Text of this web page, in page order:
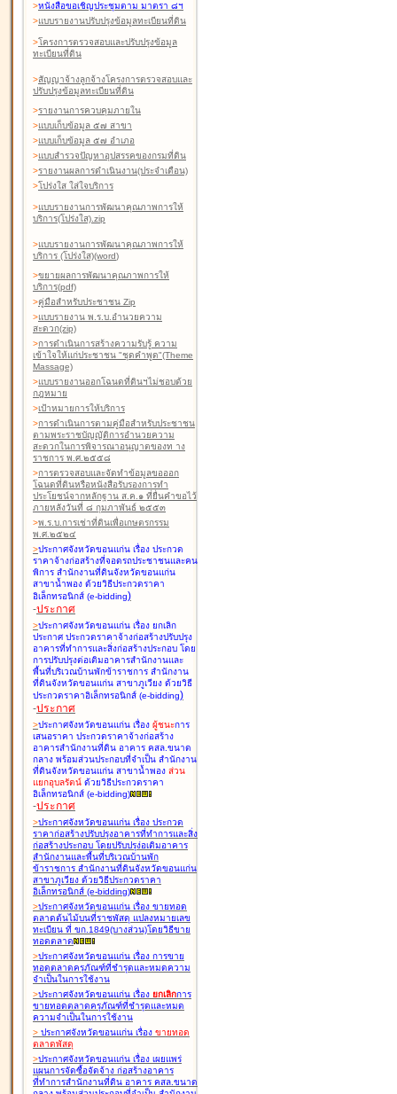
>หนังสือขอเชิญประชุมตาม มาตรา ๘ฯ
>แบบรายงานปรับปรุงข้อมูลทะเบียนที่ดิน
>โครงการตรวจสอบและปรับปรุงข้อมูล
ทะเบียนที่ดิน
>สัญญาจ้างลูกจ้างโครงการตรวจสอบและ
ปรับปรุงข้อมูลทะเบียนที่ดิน
>รายงานการควบคุมภายใน
>แบบเก็บข้อมูล ๕๗ สาขา
>แบบเก็บข้อมูล ๕๗ อำเภอ
>แบบสำรวจปัญหาอุปสรรคของกรมที่ดิน
>รายงานผลการดำเนินงาน(ประจำเดือน)
>โปร่งใส ใส่ใจบริการ
>แบบรายงานการพัฒนาคุณภาพการให้
บริการ(โปร่งใส).zip
>แบบรายงานการพัฒนาคุณภาพการให้
บริการ (โปร่งใส)(word)
>ขยายผลการพัฒนาคุณภาพการให้
บริการ(pdf)
>คู่มือสำหรับประชาชน Zip
>แบบรายงาน พ.ร.บ.อำนวยความ
สะดวก(zip)
>การดำเนินการสร้างความรับรู้ ความ
เข้าใจให้แก่ประชาชน "ชุดคำพูด"(Theme
Massage)
>แบบรายงานออกโฉนดที่ดินฯไม่ชอบด้วย
กฎหมาย
>เป้าหมายการให้บริการ
>การดำเนินการตามคู่มือสำหรับประชาชน
ตามพระราชบัญญัติการอำนวยความ
สะดวกในการพิจารณาอนุญาตของท าง
ราชการ พ.ศ.๒๕๕๘
>การตรวจสอบและจัดทำข้อมูลขอออก
โฉนดที่ดินหรือหนังสือรับรองการทำ
ประโยชน์จากหลักฐาน ส.ค.๑ ที่ยื่นคำขอไว้
ภายหลังวันที่ ๘ กุมภาพันธ์ ๒๕๕๓
>พ.ร.บ.การเช่าที่ดินเพื่อเกษตรกรรม
พ.ศ.๒๕๒๔
>ประกาศจังหวัดขอนแก่น เรื่อง ประกวด
ราคาจ้างก่อสร้างที่จอดรถประชาชนและคน
พิการ สำนักงานที่ดินจังหวัดขอนแก่น
สาขาน้ำพอง ด้วยวิธีประกวดราคา
อิเล็กทรอนิกส์ (e-bidding)
-ประกาศ
>ประกาศจังหวัดขอนแก่น เรื่อง ยกเลิก
ประกาศ ประกวดราคาจ้างก่อสร้างปรับปรุง
อาคารที่ทำการและสิ่งก่อสร้างประกอบ โดย
การปรับปรุงต่อเติมอาคารสำนักงานและ
พื้นที่บริเวณบ้านพักข้าราชการ สำนักงาน
ที่ดินจังหวัดขอนแก่น สาขาภูเวียง ด้วยวิธี
ประกวดราคาอิเล็กทรอนิกส์ (e-bidding)
-ประกาศ
>ประกาศจังหวัดขอนแก่น เรื่อง ผู้ชนะการ
เสนอราคา ประกวดราคาจ้างก่อสร้าง
อาคารสำนักงานที่ดิน อาคาร คสล.ขนาด
กลาง พร้อมส่วนประกอบที่จำเป็น สำนักงาน
ที่ดินจังหวัดขอนแก่น สาขาน้ำพอง ส่วน
แยกอุบลรัตน์ ด้วยวิธีประกวดราคา
อิเล็กทรอนิกส์ (e-bidding)
-ประกาศ
>ประกาศจังหวัดขอนแก่น เรื่อง ประกวด
ราคาก่อสร้างปรับปรุงอาคารที่ทำการและสิ่ง
ก่อสร้างประกอบ โดยปรับปรุง่อเติมอาคาร
สำนักงานและพื้นที่บริเวณบ้านพัก
ข้าราชการ สำนักงานที่ดินจังหวัดขอนแก่น
สาขาภูเวียง ด้วยวิธีประกวดราคา
อิเล็กทรอนิกส์ (e-bidding)
>ประกาศจังหวัดขอนแก่น เรื่อง ขายทอด
ตลาดต้นไม้บนที่ราชพัสดุ แปลงหมายเลข
ทะเบียน ที่ ขก.1849(บางส่วน)โดยวิธีขาย
ทอดตลาด
>ประกาศจังหวัดขอนแก่น เรื่อง การขาย
ทอดตลาดครุภัณฑ์ที่ชำรุดและหมดความ
จำเป็นในการใช้งาน
>ประกาศจังหวัดขอนแก่น เรื่อง ยกเลิกการ
ขายทอดตลาดครุภัณฑ์ที่ชำรุดและหมด
ความจำเป็นในการใช้งาน
> ประกาศจังหวัดขอนแก่น เรื่อง ขายทอด
ตลาดพัสดุ
>ประกาศจังหวัดขอนแก่น เรื่อง เผยแพร่
แผนการจัดซื้อจัดจ้าง ก่อสร้างอาคาร
ที่ทำการสำนักงานที่ดิน อาคาร คสล.ขนาด